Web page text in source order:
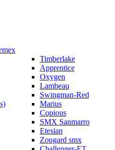
Timberlake
Apprentice
Oxygen
Lambeau
Swingman-Red
Marius
Copious
SMX Sanmarro
Etesian
Zougard smx